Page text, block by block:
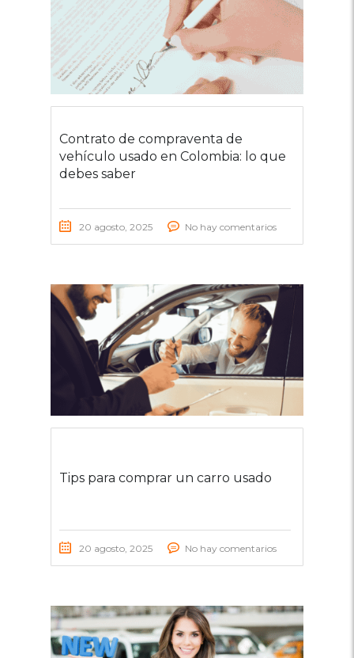
Contrato de compraventa de
vehículo usado en Colombia: lo que
debes saber
20 agosto, 2025 No hay comentarios
Tips para comprar un carro usado
20 agosto, 2025 No hay comentarios